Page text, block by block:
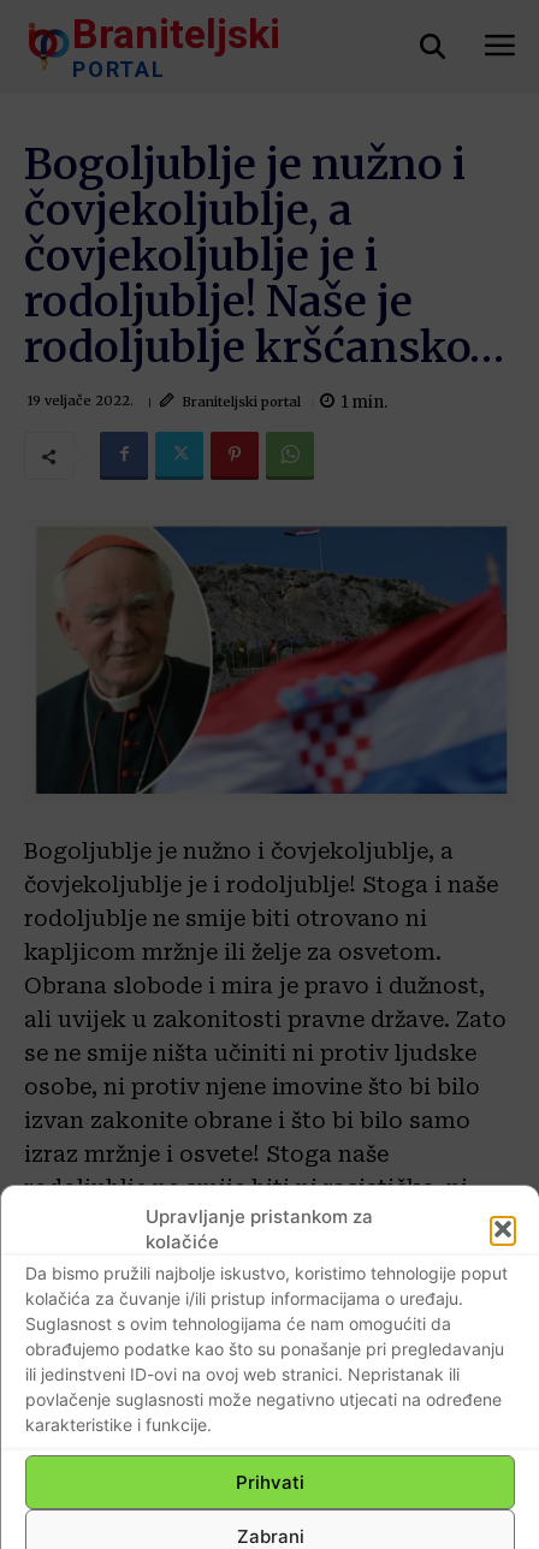
Upravljanje pristankom za
kolačiće
Da bismo pružili najbolje iskustvo, koristimo tehnologije poput
kolačića za čuvanje i/ili pristup informacijama o uređaju.
Suglasnost s ovim tehnologijama će nam omogućiti da
obrađujemo podatke kao što su ponašanje pri pregledavanju
ili jedinstveni ID-ovi na ovoj web stranici. Nepristanak ili
povlačenje suglasnosti može negativno utjecati na određene
karakteristike i funkcije.
Prihvati
Zabrani
Braniteljski
PORTAL
Bogoljublje je nužno i
čovjekoljublje, a
čovjekoljublje je i
rodoljublje! Naše je
rodoljublje kršćansko…
19 veljače 2022. Braniteljski portal 1 min.
Bogoljublje je nužno i čovjekoljublje, a
čovjekoljublje je i rodoljublje! Stoga i naše
rodoljublje ne smije biti otrovano ni
kapljicom mržnje ili želje za osvetom.
Obrana slobode i mira je pravo i dužnost,
ali uvijek u zakonitosti pravne države. Zato
se ne smije ništa učiniti ni protiv ljudske
osobe, ni protiv njene imovine što bi bilo
izvan zakonite obrane i što bi bilo samo
izraz mržnje i osvete! Stoga naše
rodoljublje ne smije biti ni rasističko, ni
imperijalističko, ni šovinističko.